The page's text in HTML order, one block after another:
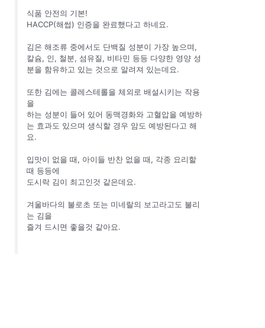
식품 안전의 기본!
HACCP(해썹) 인증을 완료했다고 하네요.
김은 해조류 중에서도 단백질 성분이 가장 높으며,
칼슘, 인, 철분, 섬유질, 비타민 등등 다양한 영양 성
분을 함유하고 있는 것으로 알려져 있는데요.
또한 김에는 콜레스테롤을 체외로 배설시키는 작용
을
하는 성분이 들어 있어 동맥경화와 고혈압을 예방하
는 효과도 있으며 생식할 경우 암도 예방된다고 해
요.
입맛이 없을 때, 아이들 반찬 없을 때, 각종 요리할
때 등등에
도시락 김이 최고인것 같은데요.
겨울바다의 불로초 또는 미네랄의 보고라고도 불리
는 김을
즐겨 드시면 좋을것 같아요.